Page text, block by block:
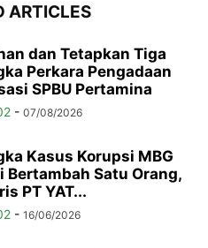
ARTICLES
dan Tetapkan Tiga
Perkara Pengadaan
SPBU Pertamina
- 07/08/2026
Kasus Korupsi MBG
Bertambah Satu Orang,
PT YAT...
- 16/06/2026